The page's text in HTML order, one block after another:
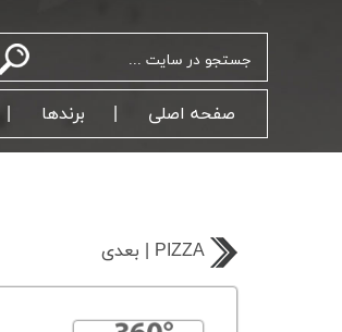
برندها صفحه اصلی
بعدی | PIZZA